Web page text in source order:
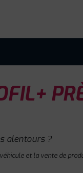
alentours ?
et la vente de